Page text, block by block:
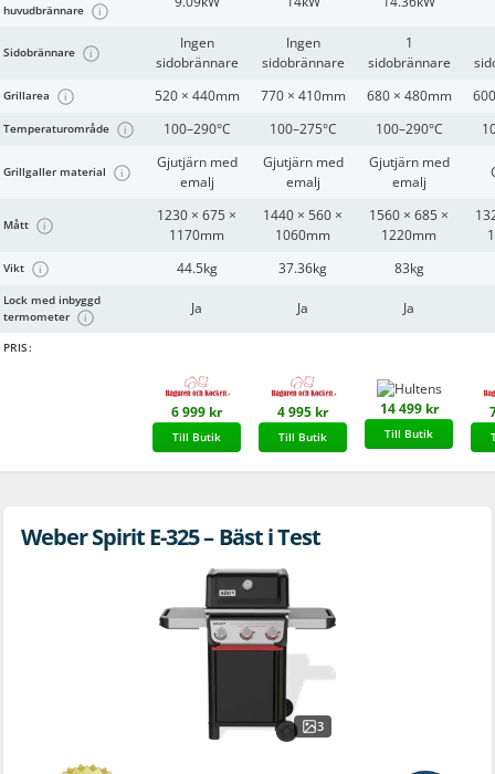
huvudbrännare
i
Sidobrännare i
Ingen
sidobrännare
Ingen
sidobrännare
1
sidobrännare
Grillarea i 520 × 440mm 770 × 410mm 680 × 480mm
Temperaturområde i 100–290°C 100–275°C 100–290°C
Grillgaller material i
Gjutjärn med
emalj
Gjutjärn med
emalj
Gjutjärn med
emalj
Mått i
1230 × 675 ×
1170mm
1440 × 560 ×
1060mm
1560 × 685 ×
1220mm
Vikt i 44.5kg 37.36kg 83kg
Lock med inbyggd
termometer
i
Ja Ja Ja
PRIS:
6 999 kr
Till Butik
4 995 kr
Till Butik
14 499 kr
Till Butik
Weber Spirit E-325 – Bäst i Test
3